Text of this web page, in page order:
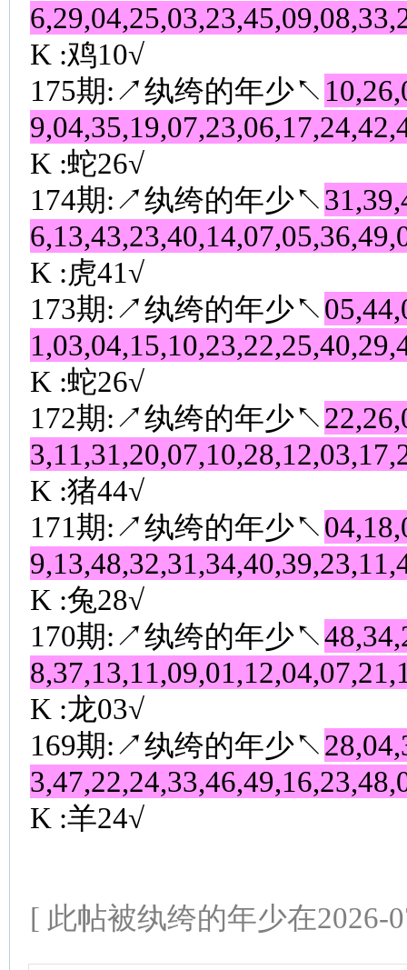
K :鸡10√
175期:↗纨绔的年少↖
K :蛇26√
174期:↗纨绔的年少↖
K :虎41√
173期:↗纨绔的年少↖
K :蛇26√
172期:↗纨绔的年少↖
K :猪44√
171期:↗纨绔的年少↖
K :兔28√
170期:↗纨绔的年少↖
K :龙03√
169期:↗纨绔的年少↖
K :羊24√
[ 此帖被纨绔的年少在2026-